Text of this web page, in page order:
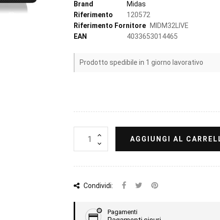
Brand
Midas
Riferimento
120572
Riferimento Fornitore
MIDM32LIVE
EAN
4033653014465
Prodotto spedibile in 1 giorno lavorativo
AGGIUNGI AL
Condividi:
Pagamenti